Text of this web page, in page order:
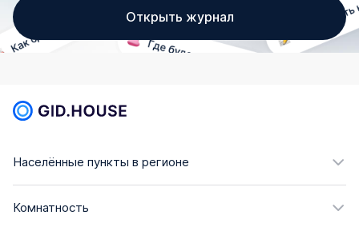
Открыть журнал
Населённые пункты в регионе
Комнатность